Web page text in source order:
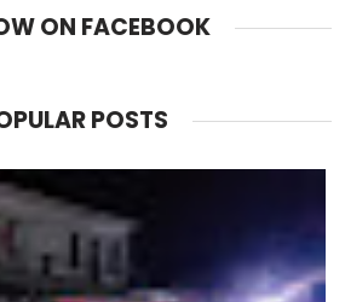
ON FACEBOOK
POSTS